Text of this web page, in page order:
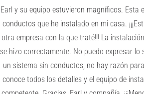
Earl y su equipo estuvieron magníficos. Esta
conductos que he instalado en mi casa.
otra empresa con la que traté!!! La
se hizo correctamente. No puedo expresar
un sistema sin conductos, no hay razón
conoce todos los detalles y el equipo de